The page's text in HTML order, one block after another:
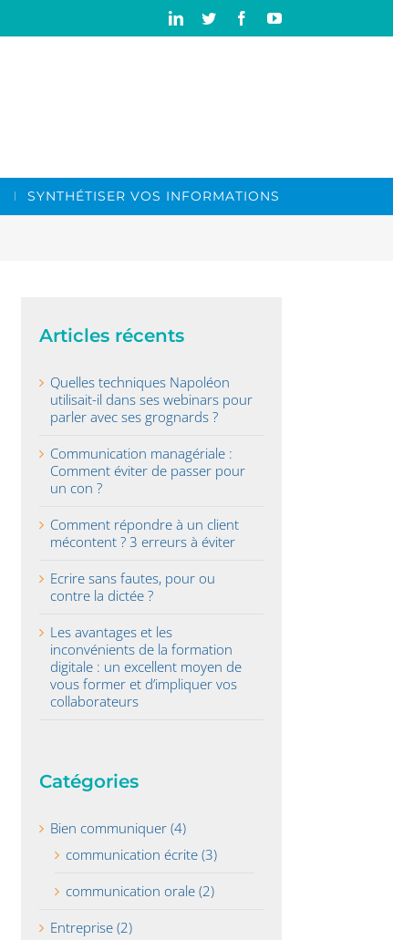
LinkedinTwitter FacebookYouTube
SYNTHÉTISER VOS INFORMATIONS
Articles récents
Quelles techniques Napoléon
utilisait-il dans ses webinars pour
parler avec ses grognards ?
Communication managériale :
Comment éviter de passer pour
un con ?
Comment répondre à un client
mécontent ? 3 erreurs à éviter
Ecrire sans fautes, pour ou
contre la dictée ?
Les avantages et les
inconvénients de la formation
digitale : un excellent moyen de
vous former et d’impliquer vos
collaborateurs
Catégories
Bien communiquer (4)
communication écrite (3)
communication orale (2)
Entreprise (2)